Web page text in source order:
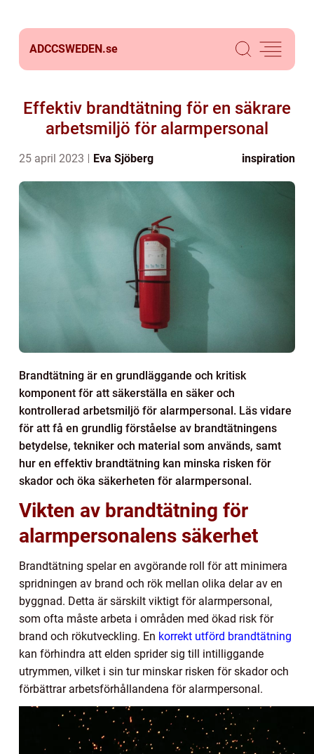
ADCCSWEDEN.se
Effektiv brandtätning för en säkrare
arbetsmiljö för alarmpersonal
25 april 2023 Eva Sjöberg inspiration
Brandtätning är en grundläggande och kritisk
komponent för att säkerställa en säker och
kontrollerad arbetsmiljö för alarmpersonal. Läs vidare
för att få en grundlig förståelse av brandtätningens
betydelse, tekniker och material som används, samt
hur en effektiv brandtätning kan minska risken för
skador och öka säkerheten för alarmpersonal.
Vikten av brandtätning för
alarmpersonalens säkerhet
Brandtätning spelar en avgörande roll för att minimera
spridningen av brand och rök mellan olika delar av en
byggnad. Detta är särskilt viktigt för alarmpersonal,
som ofta måste arbeta i områden med ökad risk för
brand och rökutveckling. En korrekt utförd brandtätning
kan förhindra att elden sprider sig till intilliggande
utrymmen, vilket i sin tur minskar risken för skador och
förbättrar arbetsförhållandena för alarmpersonal.